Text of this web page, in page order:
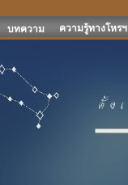
บทความ ความรู้ทางโหรฯ